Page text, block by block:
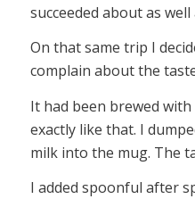
succeeded about as
On that same trip I
complain about the
It had been brewed
exactly like that. I
milk into the mug. The
I added spoonful after